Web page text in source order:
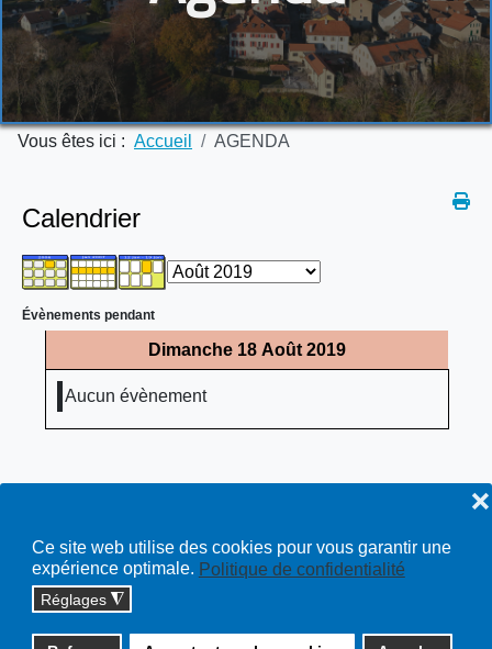
Ce site web utilise des cookies pour vous garantir une
expérience optimale. Politique de confidentialité
Réglages ◮
❌
Vous êtes ici : Accueil AGENDA
Calendrier
Évènements pendant
Dimanche 18 Août 2019
Aucun évènement
Copyright © 2026 cossonay.ch - tous droits réservés | site :